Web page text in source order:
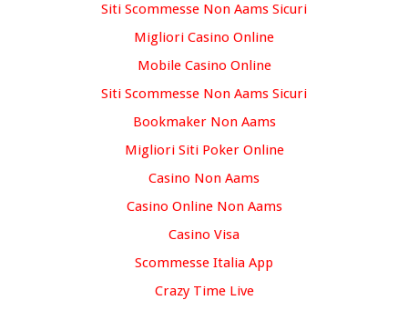
Siti Scommesse Non Aams Sicuri
Migliori Casino Online
Mobile Casino Online
Siti Scommesse Non Aams Sicuri
Bookmaker Non Aams
Migliori Siti Poker Online
Casino Non Aams
Casino Online Non Aams
Casino Visa
Scommesse Italia App
Crazy Time Live